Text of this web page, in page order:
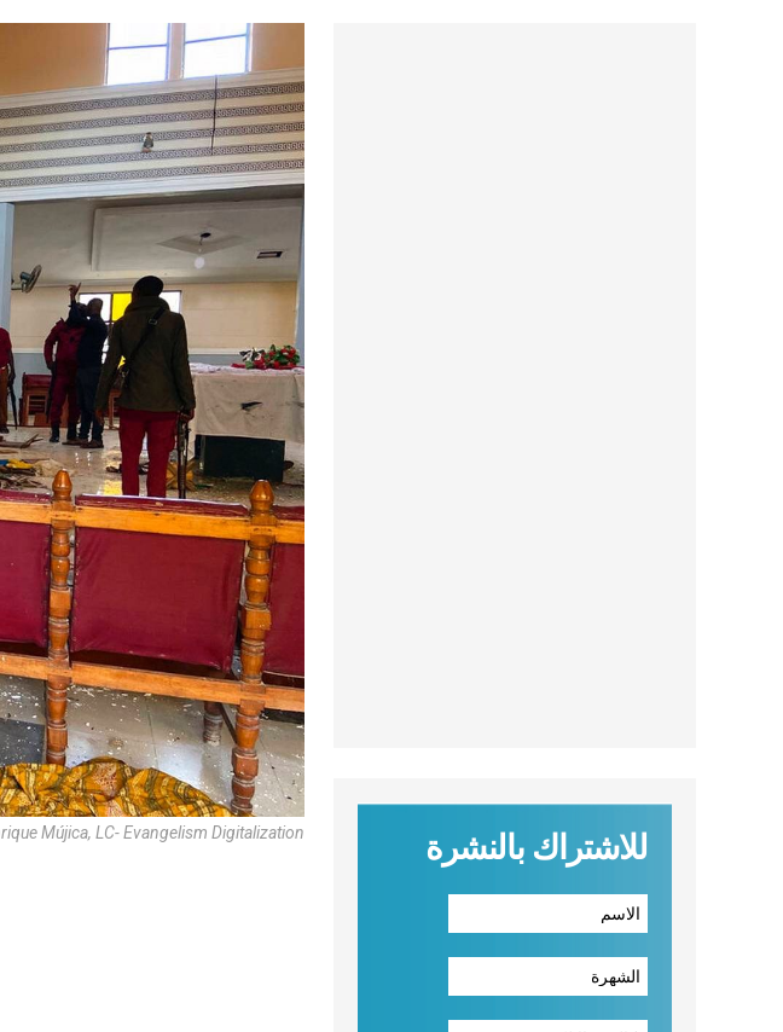
Mújica, LC- Evangelism Digitalization للاشتراك بالنشرة